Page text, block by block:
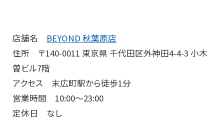
店舗名 BEYOND 秋葉原店
住所 〒140-0011 東京県 千代田区外神田4-4-3 小木
曽ビル7階
アクセス 末広町駅から徒歩1分
営業時間 10:00～23:00
定休日 なし